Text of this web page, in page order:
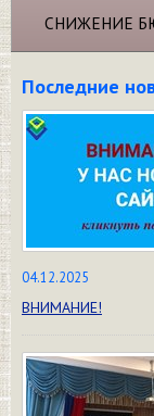
СНИЖЕНИЕ
Последние
04.12.2025
ВНИМАНИЕ!